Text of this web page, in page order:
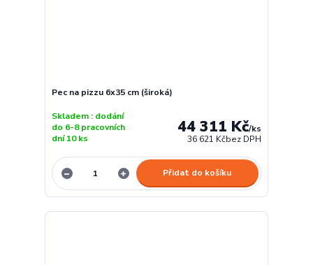
Pec na pizzu 6x35 cm (široká)
44 311 Kč/ks
36 621 Kčbez DPH
Skladem : dodání
do 6-8 pracovních
dní 10 ks
Přidat do košíku